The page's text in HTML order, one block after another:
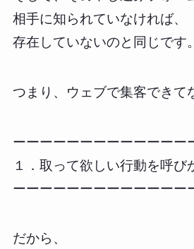
相手に知られていなければ、
存在していないのと同じです。
つまり、ウェブで集客できて
ーーーーーーーーーーーーー
１．取って欲しい行動を呼び
ーーーーーーーーーーーーー
だから、